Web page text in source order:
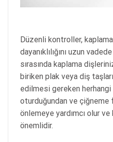
Düzenli kontroller,
dayanıklılığını uzun
sırasında kaplama
biriken plak veya diş
edilmesi gereken
oturduğundan ve çiğneme
önlemeye yardımcı olur
önemlidir.